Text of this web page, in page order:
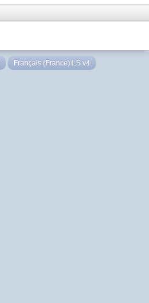
Français (France) LS v4